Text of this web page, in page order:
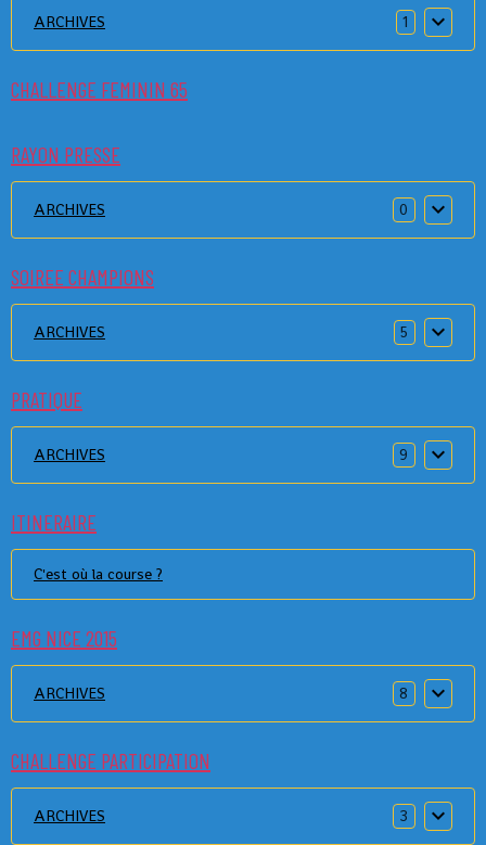
ARCHIVES 1
CHALLENGE FEMININ 65
RAYON PRESSE
ARCHIVES 0
SOIREE CHAMPIONS
ARCHIVES 5
PRATIQUE
ARCHIVES 9
ITINERAIRE
C'est où la course ?
EMG NICE 2015
ARCHIVES 8
CHALLENGE PARTICIPATION
ARCHIVES 3